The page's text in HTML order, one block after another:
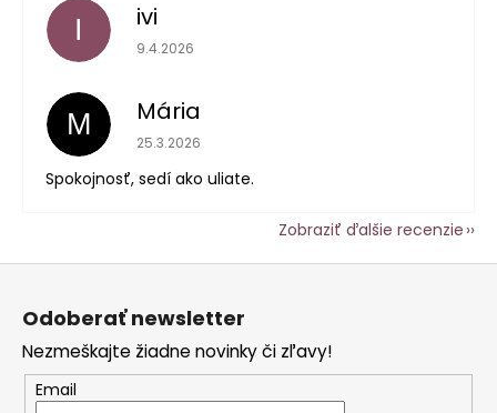
I ivi
Hodnotenie obchodu je 5 z 5 hviezdičiek.
9.4.2026
M Mária
Hodnotenie obchodu je 5 z 5 hviezdičiek.
25.3.2026
Spokojnosť, sedí ako uliate.
Zobraziť ďalšie recenzie
Z
Odoberať newsletter
Nezmeškajte žiadne novinky či zľavy!
Email